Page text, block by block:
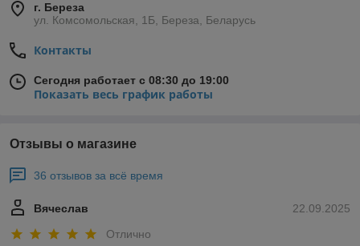
г. Береза
ул. Комсомольская, 1Б, Береза, Беларусь
Контакты
Сегодня работает с 08:30 до 19:00
Показать весь график работы
Отзывы о магазине
36 отзывов за всё время
22.09.2025
Вячеслав
Отлично